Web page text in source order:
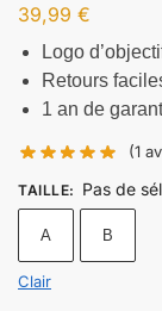
39,99 €
Logo
Retours
1 an de
(1
TAILLE: Pas de
A B
Clair